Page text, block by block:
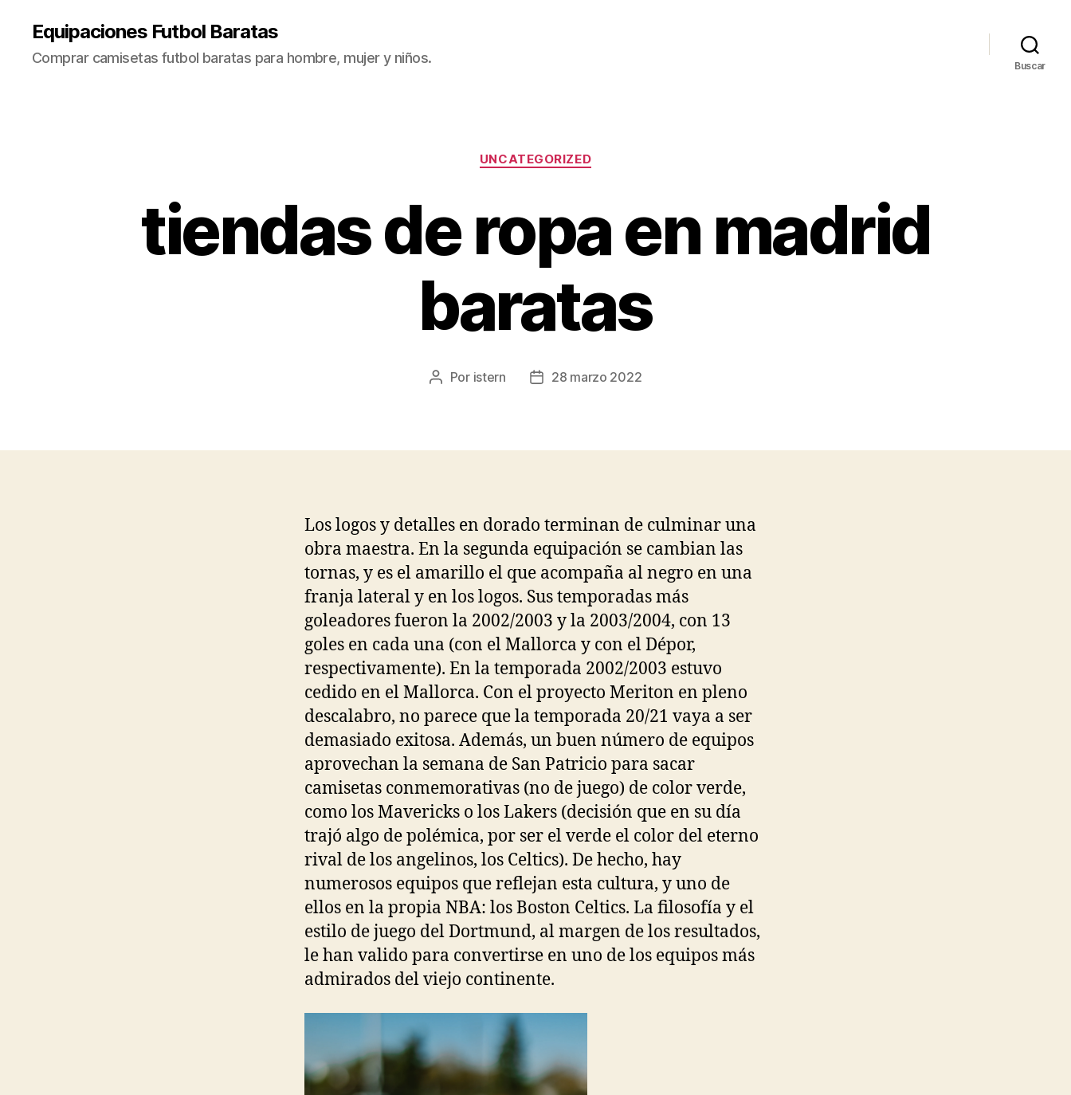
Equipaciones Futbol Baratas
Comprar camisetas futbol baratas para hombre, mujer y niños. Buscar
Categorías
UNCATEGORIZED
tiendas de ropa en madrid
baratas
Autor
Por istern
Fecha28 marzo 2022
Los logos y detalles en dorado terminan de culminar una
obra maestra. En la segunda equipación se cambian las
tornas, y es el amarillo el que acompaña al negro en una
franja lateral y en los logos. Sus temporadas más
goleadores fueron la 2002/2003 y la 2003/2004, con 13
goles en cada una (con el Mallorca y con el Dépor,
respectivamente). En la temporada 2002/2003 estuvo
cedido en el Mallorca. Con el proyecto Meriton en pleno
descalabro, no parece que la temporada 20/21 vaya a ser
demasiado exitosa. Además, un buen número de equipos
aprovechan la semana de San Patricio para sacar
camisetas conmemorativas (no de juego) de color verde,
como los Mavericks o los Lakers (decisión que en su día
trajó algo de polémica, por ser el verde el color del eterno
rival de los angelinos, los Celtics). De hecho, hay
numerosos equipos que reflejan esta cultura, y uno de
ellos en la propia NBA: los Boston Celtics. La filosofía y el
estilo de juego del Dortmund, al margen de los resultados,
le han valido para convertirse en uno de los equipos más
admirados del viejo continente.